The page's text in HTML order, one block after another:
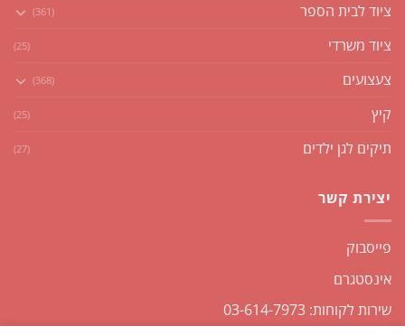
ציוד לבית הספר (361)
ציוד משרדי (25)
צעצועים (368)
קיץ (25)
תיקים לגן ילדים (27)
יצירת קשר
פייסבוק
אינסטגרם
שירות לקוחות: 03-614-7973